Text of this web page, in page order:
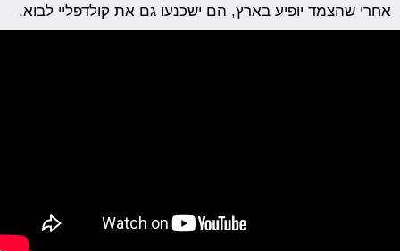
אחרי שהצמד יופיע בארץ, הם ישכנעו גם את קולדפליי לבוא.